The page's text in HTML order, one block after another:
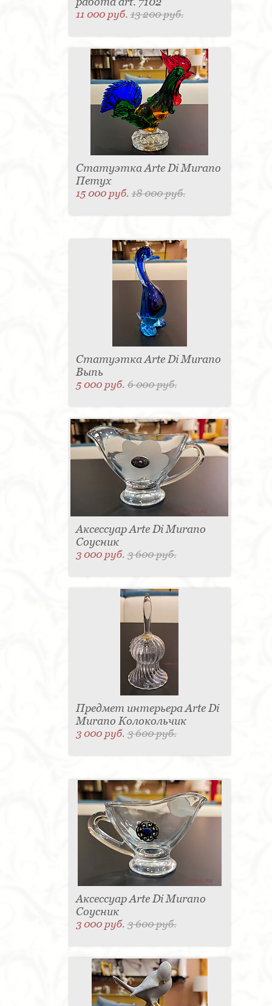
11 000 руб.13 200 руб.
Статуэтка Arte Di Murano
Петух
15 000 руб.18 000 руб.
Статуэтка Arte Di Murano
Выпь
5 000 руб.6 000 руб.
Аксессуар Arte Di Murano
Соусник
3 000 руб.3 600 руб.
Предмет интерьера Arte Di
Murano Колокольчик
3 000 руб.3 600 руб.
Аксессуар Arte Di Murano
Соусник
3 000 руб.3 600 руб.